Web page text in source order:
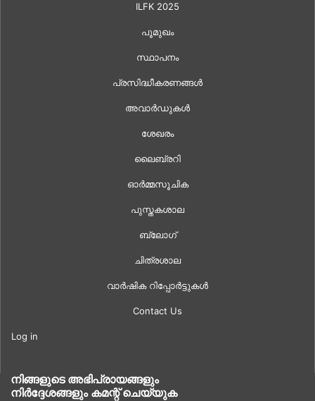
ILFK 2025
പൂമുഖം
സ്ഥാപനം
പ്രസിദ്ധീകരണങ്ങൾ
അവാർഡുകൾ
ശേഖരം
ലൈബ്രറി
ഓർമ്മസൂചിക
പുസ്തകശാല
ബ്ലോഗ്
ചിത്രശാല
വാർഷിക റിപ്പോർട്ടുകൾ
Contact Us
Log in
നിങ്ങളുടെ അഭിപ്രായങ്ങളും
നിർദ്ദേശങ്ങളും കമന്റ് ചെയ്യുക